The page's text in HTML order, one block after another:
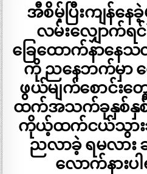
အီစိမ့်ပြီးကျန်န
လမ်းလျှောက်ရ
ခြေထောက်နာနေ
ကို ညနေဘက်မှာ တွ
ဖွယ်မျက်စောင်း
ထက်အသက်ခုနှစ်နှစ်
ကိုယ့်ထက်ငယ်သွား
ညလာခဲ့ ရမလား
လောက်နားပ